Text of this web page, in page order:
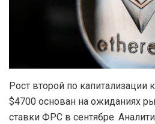
Рост второй по
$4700 основан на ожиданиях
ставки ФРС в сентябре.